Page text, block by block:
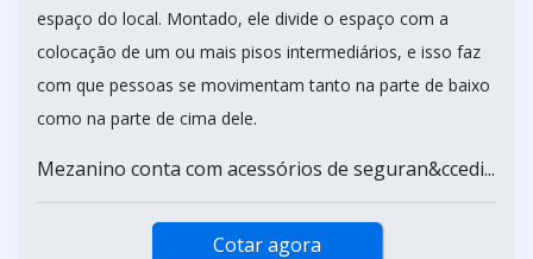
espaço do local. Montado, ele divide o espaço com a
colocação de um ou mais pisos intermediários, e isso faz
com que pessoas se movimentam tanto na parte de baixo
como na parte de cima dele.
Mezanino conta com acessórios de seguran&ccedi...
Cotar agora